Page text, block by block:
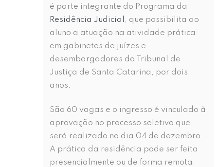
é parte integrante do Programa da
Residência Judicial , que possibilita ao
aluno a atuação na atividade prática
em gabinetes de juízes e
desembargadores do Tribunal de
Justiça de Santa Catarina, por dois
anos.
São 60 vagas e o ingresso é vinculado à
aprovação no processo seletivo que
será realizado no dia 04 de dezembro.
A prática da residência pode ser feita
presencialmente ou de forma remota,